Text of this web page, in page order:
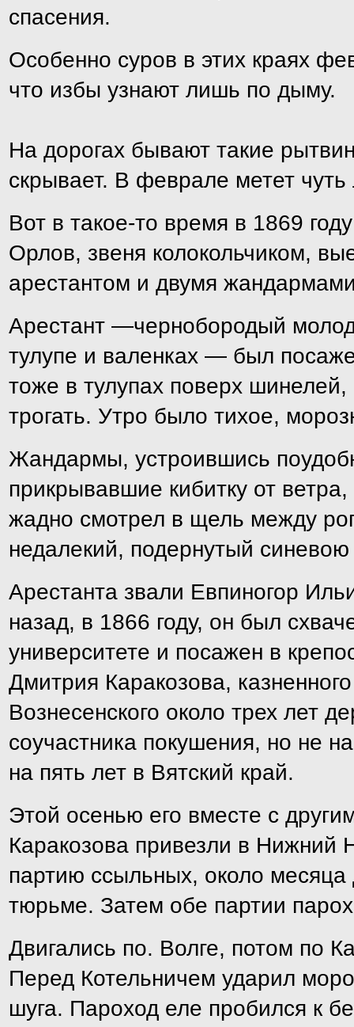
спасения.
Особенно суров в этих краях
что избы узнают лишь по дыму.
На дорогах бывают такие
скрывает. В феврале метет
Вот в такое-то время в 1869
Орлов, звеня колокольчиком,
арестантом и двумя
Арестант —чернобородый
тулупе и валенках — был
тоже в тулупах поверх
трогать. Утро было тихое,
Жандармы, устроившись
прикрывавшие кибитку от
жадно смотрел в щель между
недалекий, подернутый
Арестанта звали Евпиногор
назад, в 1866 году, он был
университете и посажен в
Дмитрия Каракозова,
Вознесенского около трех лет
соучастника покушения, но не
на пять лет в Вятский край.
Этой осенью его вместе с
Каракозова привезли в Нижний
партию ссыльных, около
тюрьме. Затем обе партии
Двигались по. Волге, потом по
Перед Котельничем ударил
шуга. Пароход еле пробился к